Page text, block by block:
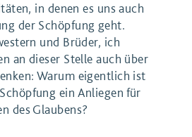
in denen es uns auch
der Schöpfung geht.
und Brüder, ich
an dieser Stelle auch über
Warum eigentlich ist
ein Anliegen für
des Glaubens?